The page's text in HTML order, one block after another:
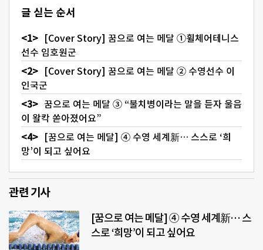
글 싣는 순서
[Cover Story] 꿈으로 여는 메달 ①휠체어테니스
선수 임호원군
[Cover Story] 꿈으로 여는 메달 ② 수영선수 이
인국군
꿈으로 여는 메달 ③ “불치병이라는 말을 듣자 울음
이 왈칵 쏟아졌어요”
[꿈으로 여는 메달] ④ 수영 세계新… 스스로 ‘희
망’이 되고 싶어요
관련 기사
[꿈으로 여는 메달] ④ 수영 세계新… 스
스로 ‘희망’이 되고 싶어요